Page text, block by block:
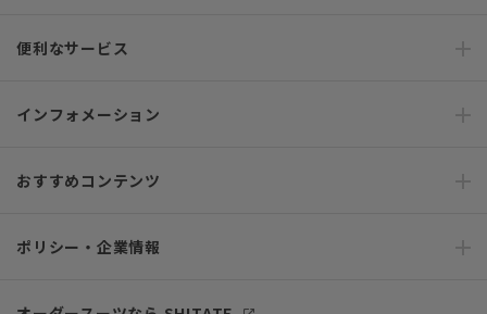
便利なサービス
インフォメーション
おすすめコンテンツ
ポリシー・企業情報